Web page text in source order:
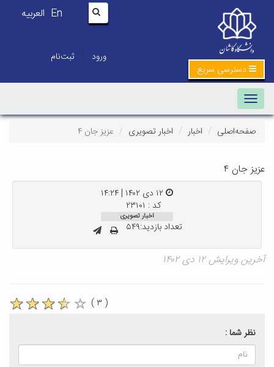
En العربیه
ورود | ثبت‌نام
دسترسی سریع
Toggle navigation
صفحه‌اصلی اخبار اخبار تصویری عزیز جان ۴
عزیز جان ۴
کد : ۲۳۱۰۱
اخبار تصویری
تعداد بازدید:۵۴۹
آخرین ویرایش ۱۲ دی ۱۴۰۲
( ۳ )
نظر شما :